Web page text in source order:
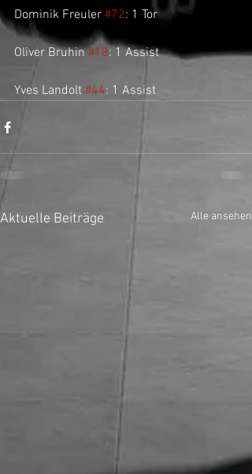
Dominik Freuler #72: 1 Tor
Oliver Bruhin #18: 1 Assist
Yves Landolt #44: 1 Assist
Aktuelle Beiträge Alle ansehen